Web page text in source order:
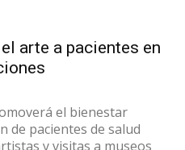
arte a pacientes en
el bienestar
de pacientes de salud
y visitas a museos